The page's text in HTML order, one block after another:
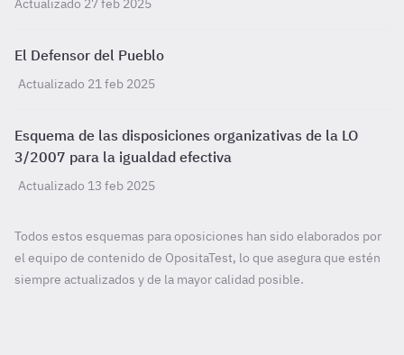
Actualizado 27 feb 2025
El Defensor del Pueblo
Actualizado 21 feb 2025
Esquema de las disposiciones organizativas de la LO
3/2007 para la igualdad efectiva
Actualizado 13 feb 2025
Todos estos esquemas para oposiciones han sido elaborados por
el equipo de contenido de OpositaTest, lo que asegura que estén
siempre actualizados y de la mayor calidad posible.